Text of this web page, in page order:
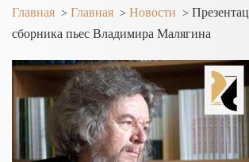
Главная > Главная > Новости >
сборника пьес Владимира Малягина